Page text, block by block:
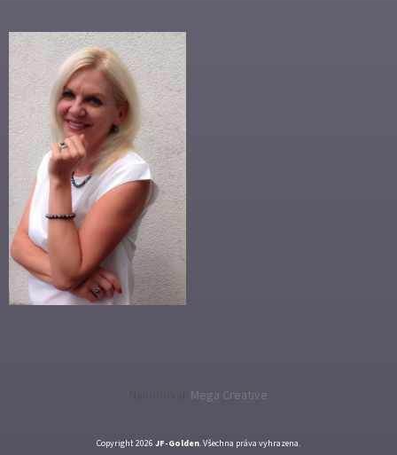
Nakodoval: Mega Creative
Copyright 2026 JF-Golden. Všechna práva vyhrazena.